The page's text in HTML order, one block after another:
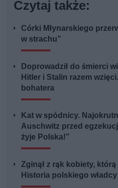
Czytaj także:
Córki Młynarskiego
w strachu”
Doprowadził do śmierci
Hitler i Stalin razem
bohatera
Kat w spódnicy.
Auschwitz przed
żyje Polska!”
Zginął z rąk kobiety, którą
Historia polskiego